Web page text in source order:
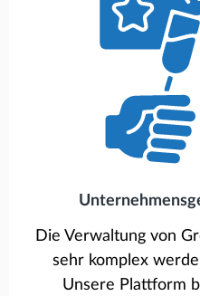
Die Verwaltung von
sehr komplex
Unsere Plattform